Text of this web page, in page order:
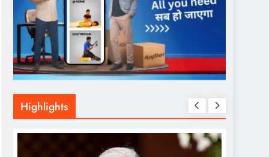
Highlights